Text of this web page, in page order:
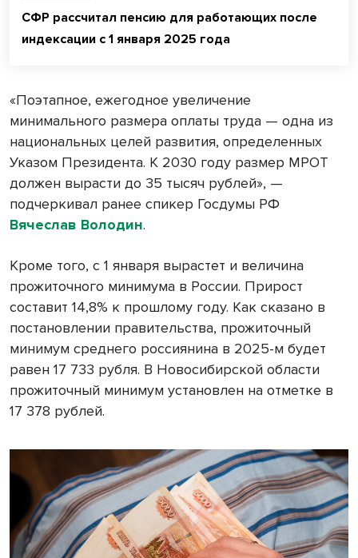
СФР рассчитал пенсию для работающих после
индексации с 1 января 2025 года
«Поэтапное, ежегодное увеличение
минимального размера оплаты труда — одна из
национальных целей развития, определенных
Указом Президента. К 2030 году размер МРОТ
должен вырасти до 35 тысяч рублей», —
подчеркивал ранее спикер Госдумы РФ
Вячеслав Володин.
Кроме того, с 1 января вырастет и величина
прожиточного минимума в России. Прирост
составит 14,8% к прошлому году. Как сказано в
постановлении правительства, прожиточный
минимум среднего россиянина в 2025-м будет
равен 17 733 рубля. В Новосибирской области
прожиточный минимум установлен на отметке в
17 378 рублей.